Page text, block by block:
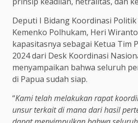
Deputi I Bidang Koordinasi
Kemenko Polhukam, Heri
kapasitasnya sebagai Ketua Tim
2024 dari Desk Koordinasi
menyampaikan bahwa seluruh
di Papua sudah siap.
“Kami telah melakukan rapat
unsur terkait di mana dari hasil